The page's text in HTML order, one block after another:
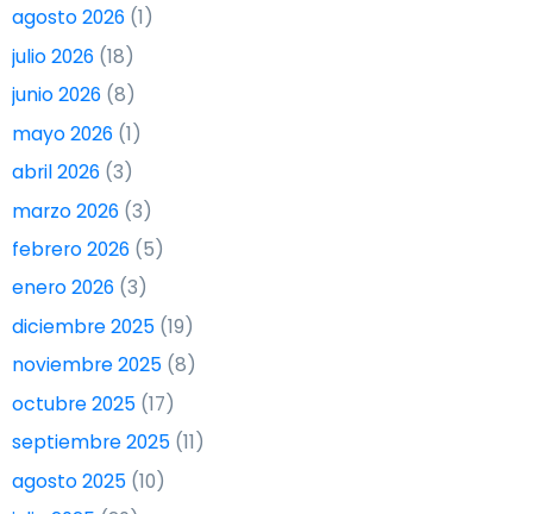
agosto 2026 (1)
julio 2026 (18)
junio 2026 (8)
mayo 2026 (1)
abril 2026 (3)
marzo 2026 (3)
febrero 2026 (5)
enero 2026 (3)
diciembre 2025 (19)
noviembre 2025 (8)
octubre 2025 (17)
septiembre 2025 (11)
agosto 2025 (10)